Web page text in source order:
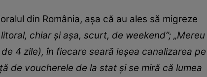
din România, așa că au ales să migreze
chiar și așa, scurt, de weekend”; „Mereu
4 zile), în fiecare seară ieșea canalizarea pe
de voucherele de la stat și se miră că lumea